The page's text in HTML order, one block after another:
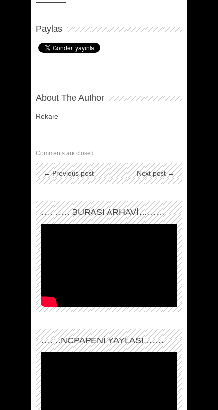
Paylas
About The Author
Rekare
Comments are closed.
← Previous post Next post →
………. BURASI ARHAVİ………
…….NOPAPENİ YAYLASI…….